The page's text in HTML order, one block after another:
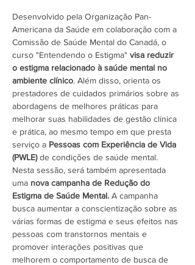
Desenvolvido pela Organização Pan-
Americana da Saúde em colaboração com a
Comissão de Saúde Mental do Canadá, o
curso "Entendendo o Estigma" visa reduzir
o estigma relacionado à saúde mental no
ambiente clínico. Além disso, orienta os
prestadores de cuidados primários sobre as
abordagens de melhores práticas para
melhorar suas habilidades de gestão clínica
e prática, ao mesmo tempo em que presta
serviço a Pessoas com Experiência de Vida
(PWLE) de condições de saúde mental.
Nesta sessão, será também apresentada
uma nova campanha de Redução do
Estigma de Saúde Mental. A campanha
busca aumentar a conscientização sobre as
várias formas de estigma e seus efeitos nas
pessoas com transtornos mentais e
promover interações positivas que
melhorem o comportamento de busca de